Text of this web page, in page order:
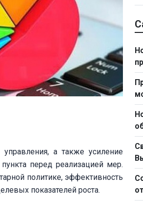
а также усиление
перед реализацией мер.
политике, эффективность
показателей роста.